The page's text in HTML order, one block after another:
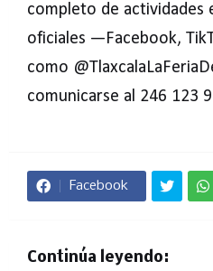
completo de actividades
oficiales —Facebook,
como
comunicarse al 246 123
Facebook
Continúa leyendo: